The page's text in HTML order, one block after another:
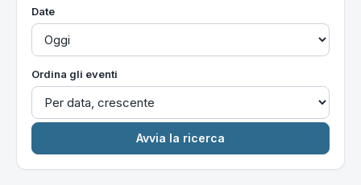
Date
Ordina gli eventi